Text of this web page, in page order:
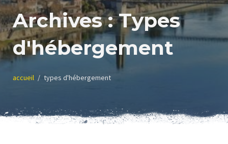
Archives :Types
d'hébergement
accueil types d'hébergement